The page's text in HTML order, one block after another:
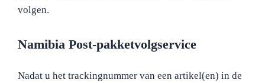
volgen.
Namibia Post-pakketvolgservice
Nadat u het trackingnummer van een artikel(en) in de